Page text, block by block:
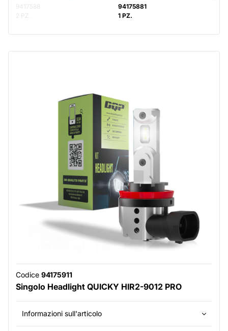
9417588
2 PZ.
94175881
1 PZ.
Codice 94175911
Singolo Headlight QUICKY HIR2-9012 PRO
Informazioni sull'articolo